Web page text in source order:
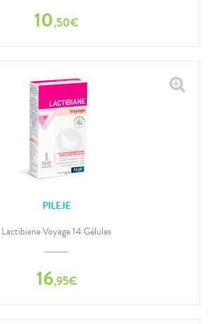
10,50€
PILEJE
Lactibiane Voyage 14 Gélules
16,95€